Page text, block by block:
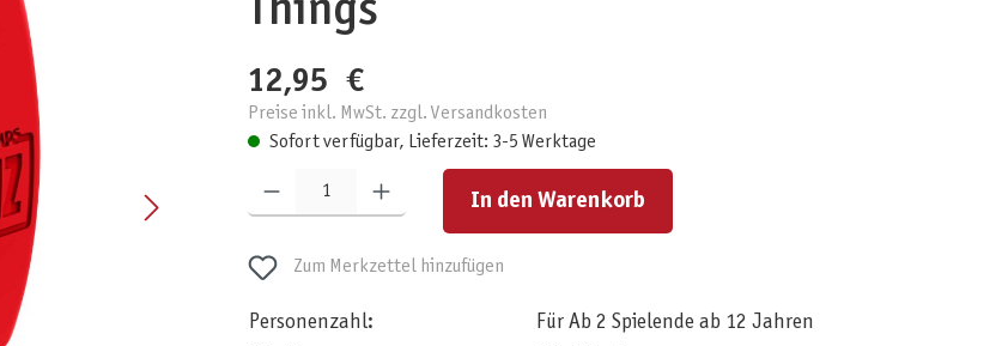
Things
12,95 €
Preise inkl. MwSt. zzgl. Versandkosten
Sofort verfügbar, Lieferzeit: 3-5 Werktage
In den Warenkorb
Zum Merkzettel hinzufügen
Personenzahl:
Für Ab 2 Spielende ab 12 Jahren